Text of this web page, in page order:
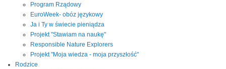
Program Rządowy
EuroWeek- obóz językowy
Ja i Ty w świecie pieniądza
Projekt "Stawiam na naukę"
Responsible Nature Explorers
Projekt "Moja wiedza - moja przyszłość"
Rodzice